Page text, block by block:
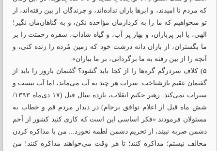
که مردم نا امیدند، و ابرها باران نداده‌اند، و چرندگان از بین رفته‌اند، از
تو مىخواهیم که ما را به کردارمان مؤاخذه نکن، و به گناهان‌مان نگیر!
الهى، با ابر پرباران، و بهار پر آب، و گیاه شاداب، سفره رحمتت را بر
ما بگستران، از باران دانه درشت خود که زمین مُرده را زنده کنى، و
آنچه را از بین رفته به ما برگردانى، بر ما بباران».
۵) کلاف سردرگم گره‌ها را از کجا باید گشود؟ گفتمان بارور را باید از
گفتمان عقیم بازشناخت. سراب هر چند به آب می‌ماند، اما آب نیست و
سیراب نمی‌کند. رهبر حکیم انقلاب، یازده سال قبل (۱۷ دی‌ماه ۱۳۹۳/
شش ماه قبل از اعلام توافق برجام) در دیدار مردم قم و خطاب به
مسئولان فرمودند «فکر اساسی این است که کاری کنید کشور از اَخم
دشمن ضربه نبیند، از تحریم دشمن لطمه نخورد... من با مذاکره کردن
مخالف نیستم؛ مذاکره کنند؛ تا هر وقت می‌‌خواهند مذاکره کنند! من